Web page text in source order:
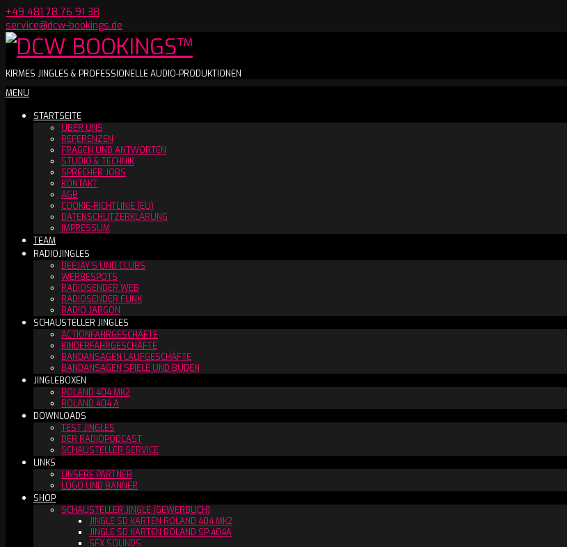
Skip
to
content
+49 481 78 76 91 38
service@dcw-bookings.de
DCW
BOOKINGS™
KIRMES JINGLES & PROFESSIONELLE AUDIO-PRODUKTIONEN
Secondary
Menu
MENU
STARTSEITE
ÜBER UNS
REFERENZEN
FRAGEN UND ANTWORTEN
STUDIO & TECHNIK
SPRECHER JOBS
KONTAKT
AGB
COOKIE-RICHTLINIE (EU)
DATENSCHUTZERKLÄRUNG
IMPRESSUM
TEAM
RADIOJINGLES
DEEJAY´S UND CLUBS
WERBESPOTS
RADIOSENDER WEB
RADIOSENDER FUNK
RADIO JARGON
SCHAUSTELLER JINGLES
ACTIONFAHRGESCHÄFTE
KINDERFAHRGESCHÄFTE
BANDANSAGEN LAUFGESCHÄFTE
BANDANSAGEN SPIELE UND BUDEN
JINGLEBOXEN
ROLAND 404 MK2
ROLAND 404 A
DOWNLOADS
TEST JINGLES
DER RADIOPODCAST
SCHAUSTELLER SERVICE
LINKS
UNSERE PARTNER
LOGO UND BANNER
SHOP
SCHAUSTELLER JINGLE (GEWERBLICH)
JINGLE SD KARTEN ROLAND 404 MK2
JINGLE SD KARTEN ROLAND SP 404A
SFX SOUNDS